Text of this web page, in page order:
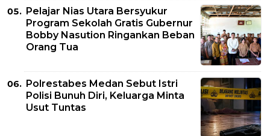
Pelajar Nias Utara Bersyukur
Program Sekolah Gratis Gubernur
Bobby Nasution Ringankan Beban
Orang Tua
Polrestabes Medan Sebut Istri
Polisi Bunuh Diri, Keluarga Minta
Usut Tuntas